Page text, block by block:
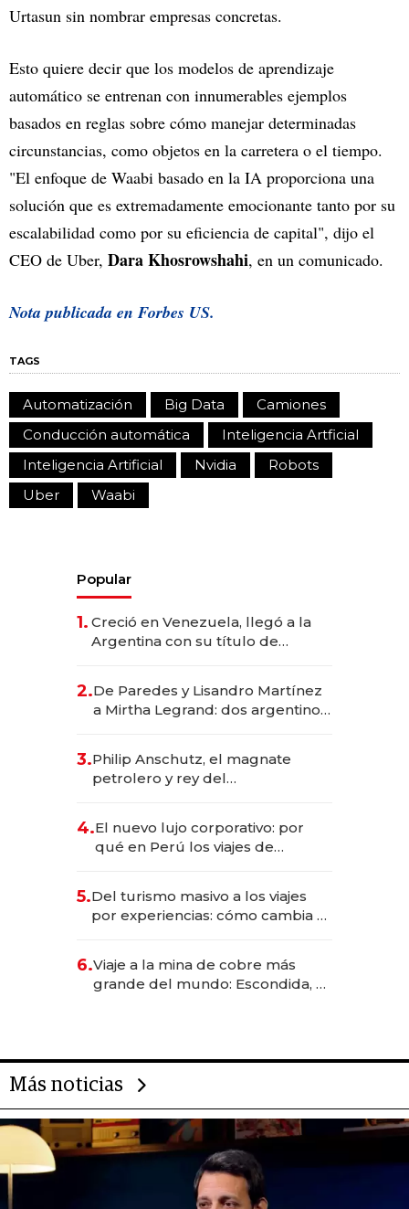
Urtasun sin nombrar empresas concretas.
Esto quiere decir que los modelos de aprendizaje
automático se entrenan con innumerables ejemplos
basados en reglas sobre cómo manejar determinadas
circunstancias, como objetos en la carretera o el tiempo.
"El enfoque de Waabi basado en la IA proporciona una
solución que es extremadamente emocionante tanto por su
escalabilidad como por su eficiencia de capital", dijo el
CEO de Uber, Dara Khosrowshahi, en un comunicado.
Nota publicada enForbes US.
TAGS
Automatización Big Data
Camiones
Conducción automática
Inteligencia Artficial
Inteligencia Artificial
Nvidia
Robots
Uber
Waabi
Popular
1. Creció en Venezuela, llegó a la
Argentina con su título de
las marcas "fast premium"
2.De Paredes y Lisandro Martínez
a Mirtha Legrand: dos argentinos
3.Philip Anschutz, el magnate
petrolero y rey del
Fénix
4.El nuevo lujo corporativo: por
qué en Perú los viajes de
transformadoras
5.Del turismo masivo a los viajes
por experiencias: cómo cambia el
6.Viaje a la mina de cobre más
grande del mundo: Escondida, el
Más noticias